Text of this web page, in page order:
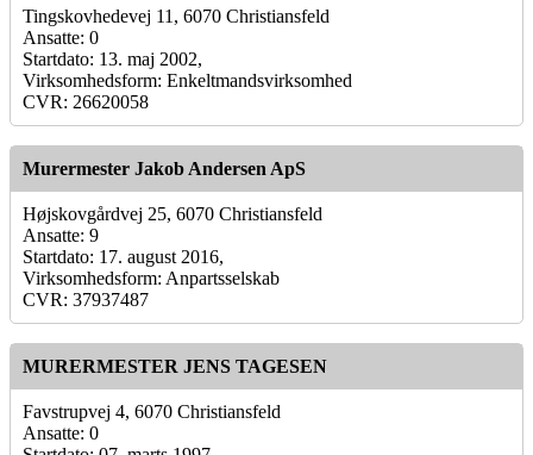
Tingskovhedevej 11, 6070 Christiansfeld
Ansatte: 0
Startdato: 13. maj 2002,
Virksomhedsform: Enkeltmandsvirksomhed
CVR: 26620058
Murermester Jakob Andersen ApS
Højskovgårdvej 25, 6070 Christiansfeld
Ansatte: 9
Startdato: 17. august 2016,
Virksomhedsform: Anpartsselskab
CVR: 37937487
MURERMESTER JENS TAGESEN
Favstrupvej 4, 6070 Christiansfeld
Ansatte: 0